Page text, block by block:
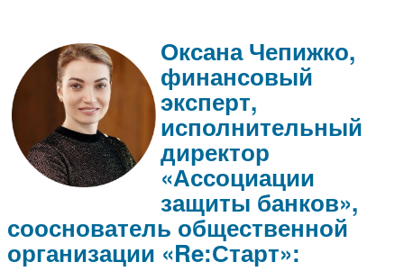
Оксана Чепижко,
финансовый
эксперт,
исполнительный
директор
«Ассоциации
защиты банков»,
сооснователь общественной
организации «Re:Старт»: